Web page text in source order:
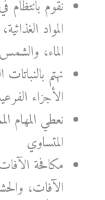
نقوم
المواد
الماء،
نهتم
الأجزاء
نعطي المهام
المتساوي
مكافحة
الآفات،